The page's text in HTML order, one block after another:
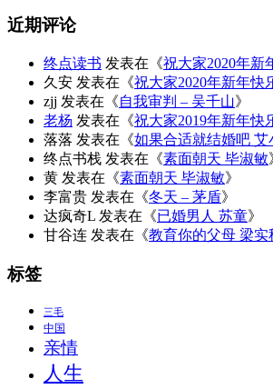
近期评论
终点读书 发表在《祝大家2020年新
久安 发表在《祝大家2020年新年快
zjj 发表在《自我审判 – 吴千山》
老杨 发表在《祝大家2019年新年快
落落 发表在《如果合适就结婚吧 艾
终点书栈 发表在《素面朝天 毕淑敏
黄 发表在《素面朝天 毕淑敏》
李富贵 发表在《冬天 – 茅盾》
达疯奇L 发表在《已婚男人 苏童》
甘谷连 发表在《教育你的父母 梁实
标签
三毛
中国
亲情
人生